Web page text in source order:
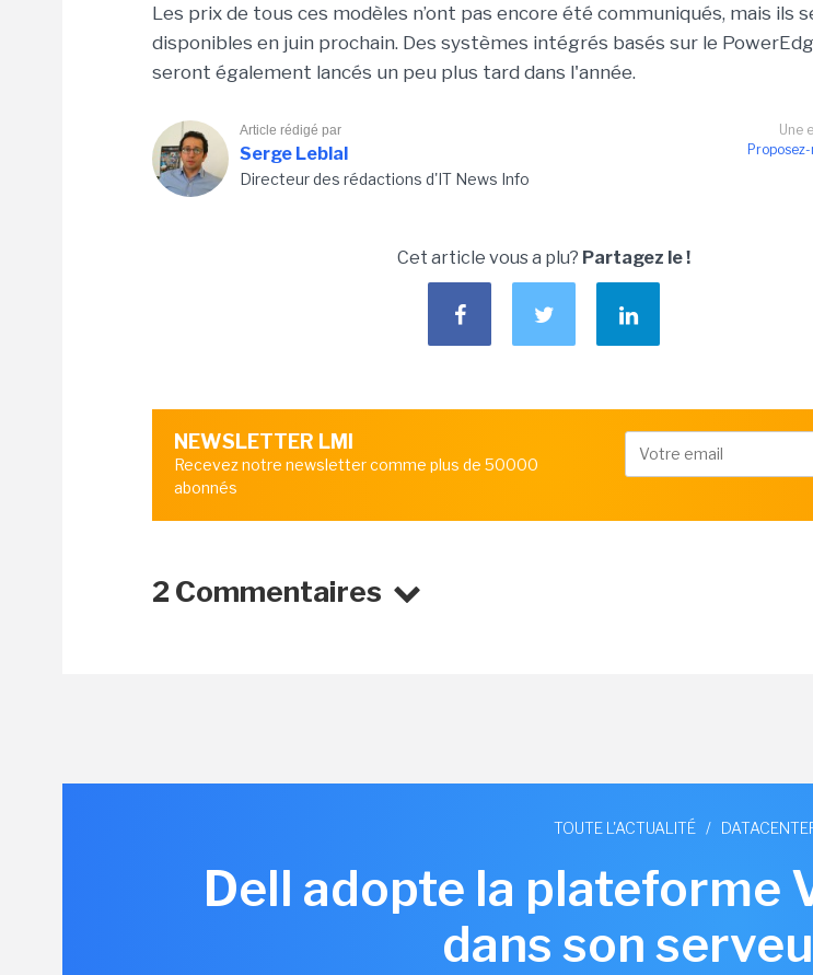
Les prix de tous ces modèles n’ont pas encore été communiqués, mais ils
disponibles en juin prochain. Des systèmes intégrés basés sur le
seront également lancés un peu plus tard dans l'année.
Une
Article rédigé par
Serge Leblal
Directeur des rédactions d'IT News Info
Cet article vous a plu? Partagez le !
NEWSLETTER LMI
Recevez notre newsletter comme plus de 50000
abonnés
2 Commentaires
TOUTE L'ACTUALITÉ /
Dell adopte la plateforme
dans son